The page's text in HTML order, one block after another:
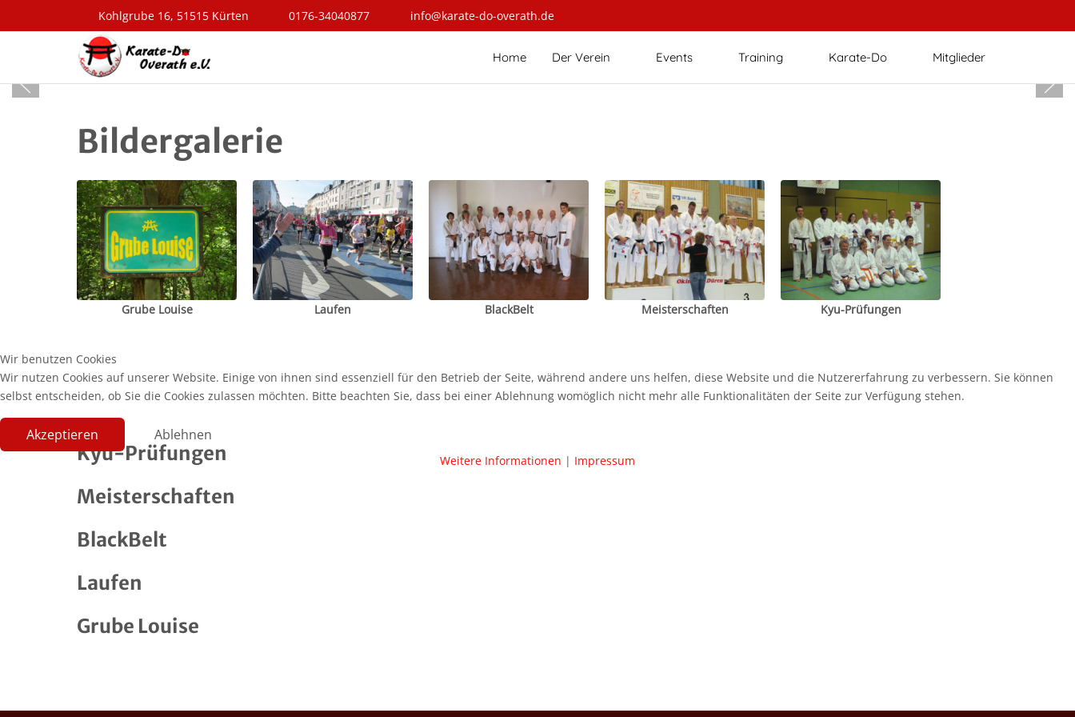
Kohlgrube 16, 51515 Kürten 0176-34040877 info@karate-do-overath.de
Home Der Verein Events Training Karate-Do Mitglieder
Bildergalerie
Grube Louise Laufen BlackBelt Meisterschaften Kyu-Prüfungen
Kyu-Prüfungen
Meisterschaften
BlackBelt
Laufen
Grube Louise
Wir benutzen Cookies
Wir nutzen Cookies auf unserer Website. Einige von ihnen sind essenziell für den Betrieb der Seite, während andere uns helfen, diese Website und die Nutzererfahrung zu verbessern. Sie können
selbst entscheiden, ob Sie die Cookies zulassen möchten. Bitte beachten Sie, dass bei einer Ablehnung womöglich nicht mehr alle Funktionalitäten der Seite zur Verfügung stehen.
Akzeptieren Ablehnen
Weitere Informationen | Impressum